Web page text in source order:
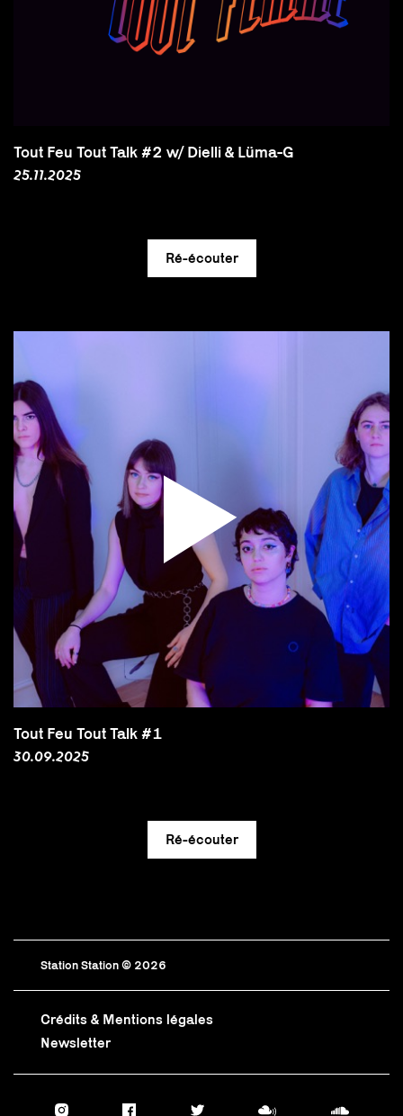
Tout Feu Tout Talk #2 w/ Dielli & Lüma-G
25.11.2025
Tout Feu Tout Talk #1
30.09.2025
Station Station © 2026
Crédits & Mentions légales
Newsletter